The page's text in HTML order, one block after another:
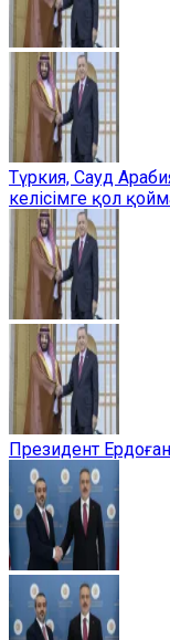
Түркия, Сауд
келісімге қол
Президент